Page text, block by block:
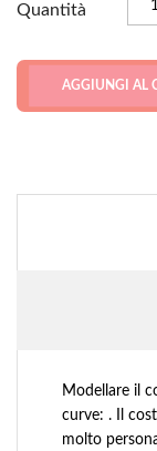
Quantità
AGGIUNGI AL
Modellare il
curve: . Il
molto